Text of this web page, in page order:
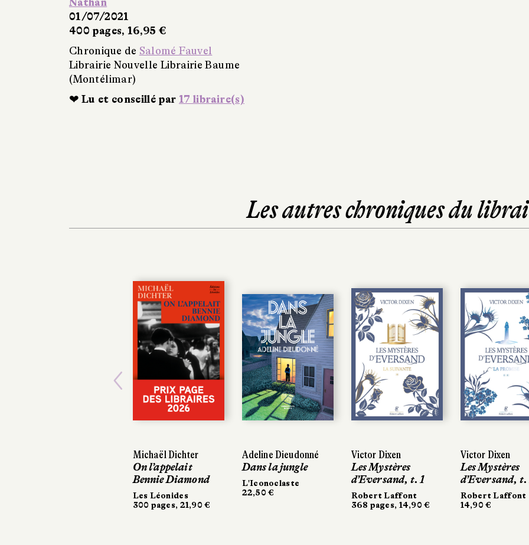
01/07/2021
400 pages, 16,95 €
Chronique de Salomé Fauvel
Librairie Nouvelle Librairie Baume
(Montélimar)
❤ Lu et conseillé par 17 libraire(s)
Les autres chroniques du
Michaël Dichter
On l’appelait
Bennie Diamond
Les Léonides
300 pages, 21,90 €
Adeline Dieudonné
Dans la jungle
L'Iconoclaste
22,50 €
Victor Dixen
Les Mystères
d’Eversand, t. 1
Robert Laffont
368 pages, 14,90 €
Victor Dixen
Les Mystères
d’Eversand, t.
Robert Laffont
14,90 €
Adeline Dieudonné
Dans la jungle
L'Iconoclaste
22,50 €
Victor Dixen
Les Mystères
d’Eversand, t. 1
Robert Laffont
368 pages, 14,90 €
Victor Dixen
Les Mystères
d’Eversand, t.
Robert Laffont
14,90 €
Previous